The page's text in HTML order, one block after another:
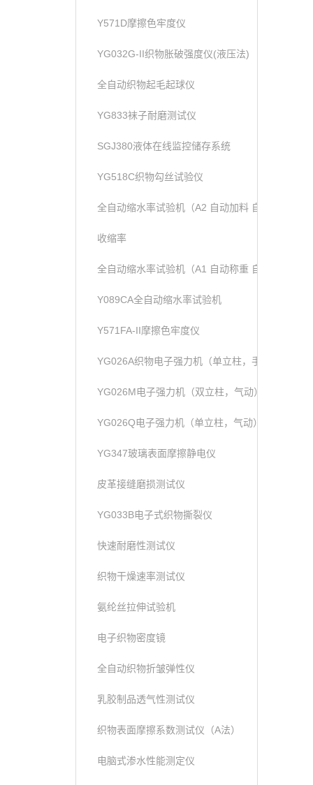
Y571D摩擦色牢度仪
YG032G-II织物胀破强度仪(液压法)
全自动织物起毛起球仪
YG833袜子耐磨测试仪
SGJ380液体在线监控储存系统
YG518C织物勾丝试验仪
全自动缩水率试验机（A2 自动加料 自动称重）
收缩率
全自动缩水率试验机（A1 自动称重 自动加液））
Y089CA全自动缩水率试验机
Y571FA-II摩擦色牢度仪
YG026A织物电子强力机（单立柱，手动）
YG026M电子强力机（双立柱，气动）
YG026Q电子强力机（单立柱，气动）
YG347玻璃表面摩擦静电仪
皮革接缝磨损测试仪
YG033B电子式织物撕裂仪
快速耐磨性测试仪
织物干燥速率测试仪
氨纶丝拉伸试验机
电子织物密度镜
全自动织物折皱弹性仪
乳胶制品透气性测试仪
织物表面摩擦系数测试仪（A法）
电脑式渗水性能测定仪